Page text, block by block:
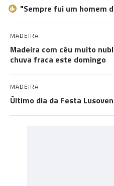
"Sempre fui um homem
MADEIRA
Madeira com céu muito
chuva fraca este domingo
MADEIRA
Último dia da Festa